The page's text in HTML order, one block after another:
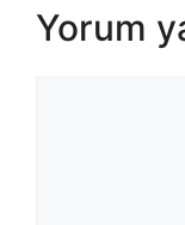
Yorum